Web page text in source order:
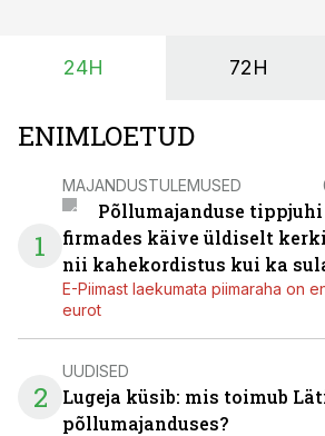
põllumajandusettevõtete jaoks
24H 72H
ENIMLOETUD
1
MAJANDUSTULEMUSED
Põllumajanduse
firmades käive üldiselt
nii kahekordistus kui ka
E-Piimast laekumata piimaraha on
eurot
2
UUDISED
Lugeja küsib: mis toimub
põllumajanduses?